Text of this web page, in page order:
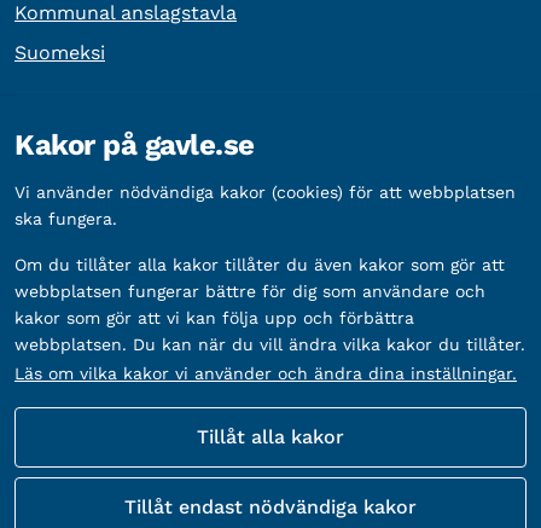
Kommunal anslagstavla
Suomeksi
Organisationsnummer: 212000-2338
Bankgironummer: 5888-2333
Fler sätt att följa oss
Kakor på gavle.se
Vi använder nödvändiga kakor (cookies) för att webbplatsen
ska fungera.
Om du tillåter alla kakor tillåter du även kakor som gör att
webbplatsen fungerar bättre för dig som användare och
kakor som gör att vi kan följa upp och förbättra
webbplatsen. Du kan när du vill ändra vilka kakor du tillåter.
Läs om vilka kakor vi använder och ändra dina inställningar.
Tillåt alla kakor
Tillåt endast nödvändiga kakor